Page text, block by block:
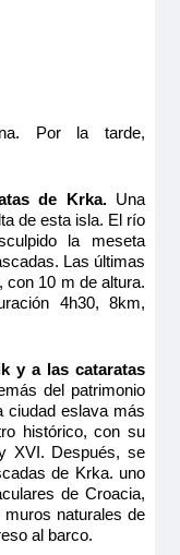
Por la tarde,
de Krka. Una
de esta isla. El río
la meseta
Las últimas
10 m de altura.
4h30, 8km,
y a las cataratas
del patrimonio
ciudad eslava más
histórico, con su
XVI. Después, se
de Krka. uno
de Croacia,
naturales de
al barco.